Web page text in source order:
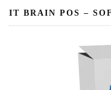
IT BRAIN POS –